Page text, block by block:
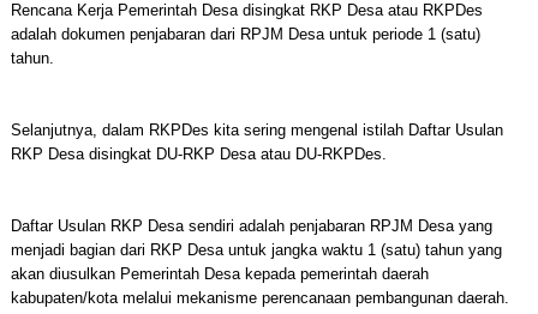
Rencana Kerja Pemerintah Desa disingkat RKP Desa atau RKPDes
adalah dokumen penjabaran dari RPJM Desa untuk periode 1 (satu)
tahun.
Selanjutnya, dalam RKPDes kita sering mengenal istilah Daftar Usulan
RKP Desa disingkat DU-RKP Desa atau DU-RKPDes.
Daftar Usulan RKP Desa sendiri adalah penjabaran RPJM Desa yang
menjadi bagian dari RKP Desa untuk jangka waktu 1 (satu) tahun yang
akan diusulkan Pemerintah Desa kepada pemerintah daerah
kabupaten/kota melalui mekanisme perencanaan pembangunan daerah.